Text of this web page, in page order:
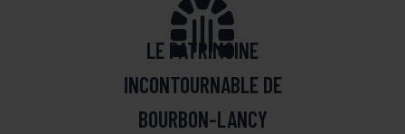
LE PATRIMOINE
INCONTOURNABLE DE
BOURBON-LANCY